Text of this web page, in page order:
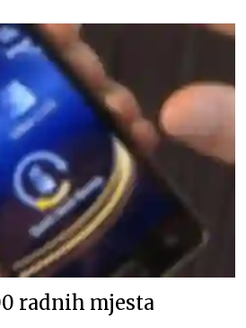
radnih mjesta